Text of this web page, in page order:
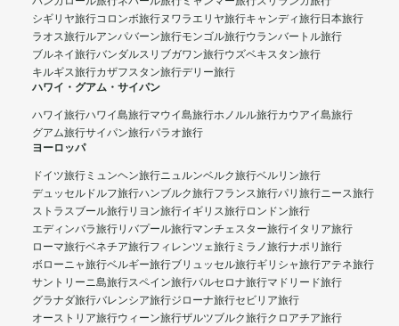
シギリヤ旅行コロンボ旅行ヌワラエリヤ旅行キャンディ旅行日本旅行
ラオス旅行ルアンパバーン旅行モンゴル旅行ウランバートル旅行
ブルネイ旅行バンダルスリブガワン旅行ウズベキスタン旅行
キルギス旅行カザフスタン旅行デリー旅行
ハワイ・グアム・サイパン
ハワイ旅行ハワイ島旅行マウイ島旅行ホノルル旅行カウアイ島旅行
グアム旅行サイパン旅行パラオ旅行
ヨーロッパ
ドイツ旅行 ミュンヘン旅行ニュルンベルク旅行ベルリン旅行
デュッセルドルフ旅行ハンブルク旅行フランス旅行パリ旅行ニース旅行
ストラスブール旅行リヨン旅行イギリス旅行ロンドン旅行
エディンバラ旅行リバプール旅行マンチェスター旅行イタリア旅行
ローマ旅行ベネチア旅行フィレンツェ旅行 ミラノ旅行ナポリ旅行
ボローニャ旅行ベルギー旅行ブリュッセル旅行ギリシャ旅行アテネ旅行
サントリーニ島旅行スペイン旅行バルセロナ旅行マドリード旅行
グラナダ旅行バレンシア旅行ジローナ旅行セビリア旅行
オーストリア旅行ウィーン旅行ザルツブルク旅行クロアチア旅行